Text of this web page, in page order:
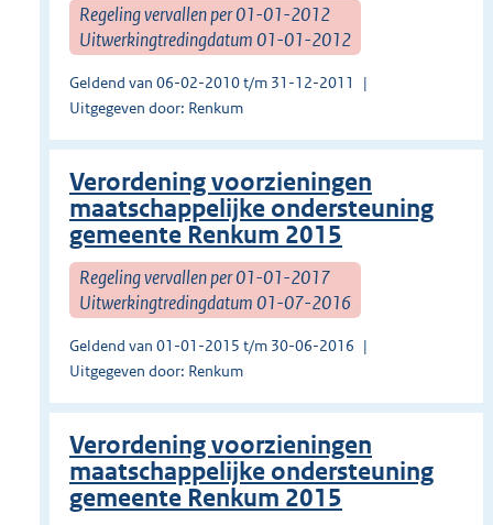
Regeling vervallen per 01-01-2012
Uitwerkingtredingdatum 01-01-2012
Geldend van 06-02-2010 t/m 31-12-2011
Uitgegeven door: Renkum
Verordening voorzieningen
maatschappelijke ondersteuning
gemeente Renkum 2015
Regeling vervallen per 01-01-2017
Uitwerkingtredingdatum 01-07-2016
Geldend van 01-01-2015 t/m 30-06-2016
Uitgegeven door: Renkum
Verordening voorzieningen
maatschappelijke ondersteuning
gemeente Renkum 2015